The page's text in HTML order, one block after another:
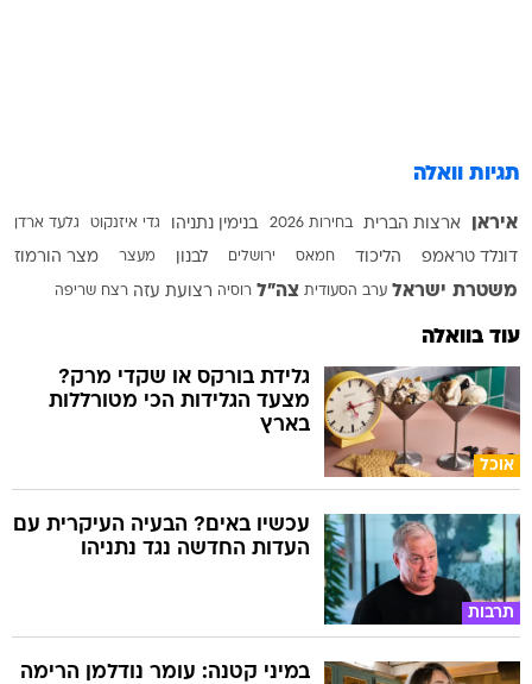
תגיות וואלה
איראן ארצות הברית בחירות 2026 בנימין נתניהו גדי איזנקוט גלעד ארדן
דונלד טראמפ הליכוד חמאס ירושלים לבנון מעצר מצר הורמוז
משטרת ישראל ערב הסעודית צה"ל רוסיה רצועת עזה רצח שריפה
עוד בוואלה
אוכל
גלידת בורקס או שקדי מרק?
מצעד הגלידות הכי מטורללות
בארץ
תרבות
עכשיו באים? הבעיה העיקרית עם
העדות החדשה נגד נתניהו
במיני קטנה: עומר נודלמן הרימה